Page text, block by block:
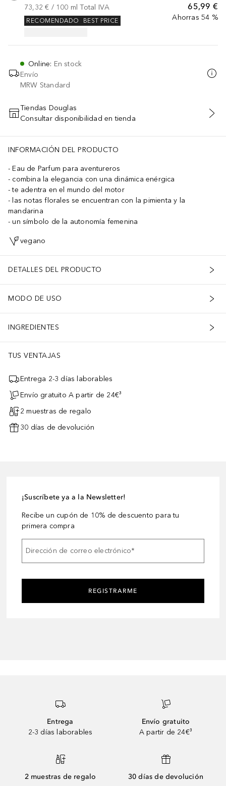
65,99 €
Ahorras 54 %
73,32 € / 100 ml Total IVA
BEST PRICE
RECOMENDADO
Online: En stock
Envío
MRW Standard
AÑADIR AL CARRITO
Tiendas Douglas
Consultar disponibilidad en tienda
INFORMACIÓN DEL PRODUCTO
Eau de Parfum para aventureros
combina la elegancia con una dinámica enérgica
te adentra en el mundo del motor
las notas florales se encuentran con la pimienta y la
mandarina
un símbolo de la autonomía femenina
vegano
DETALLES DEL PRODUCTO
MODO DE USO
INGREDIENTES
TUS VENTAJAS
Entrega 2-3 días laborables
Envío gratuito A partir de 24€³
2 muestras de regalo
30 días de devolución
¡Suscríbete ya a la Newsletter!
Recibe un cupón de 10% de descuento para tu
primera compra
Dirección de correo electrónico*
REGISTRARME
Entrega
2-3 días laborables
Envío gratuito
A partir de 24€³
2 muestras de regalo 30 días de devolución